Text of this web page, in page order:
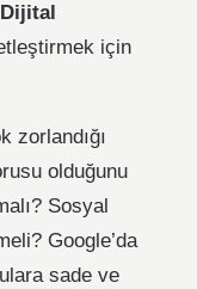
için
zorlandığı
olduğunu
Sosyal
Google’da
sade ve